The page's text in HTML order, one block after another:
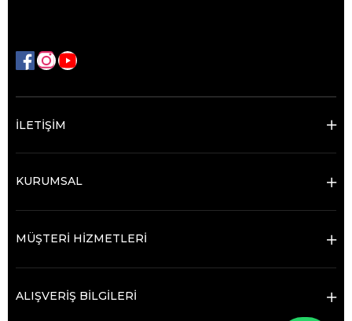
İLETİŞİM
KURUMSAL
MÜŞTERİ HİZMETLERİ
ALIŞVERİŞ BİLGİLERİ